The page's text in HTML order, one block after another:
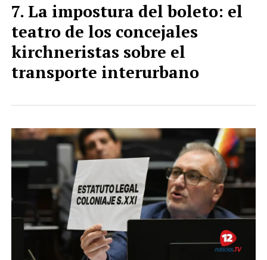
La impostura del boleto: el
teatro de los concejales
kirchneristas sobre el
transporte interurbano